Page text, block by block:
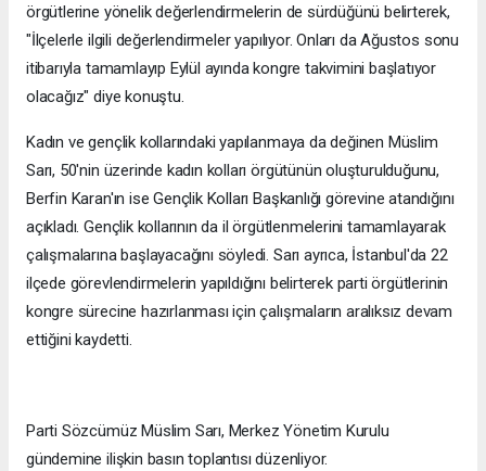
örgütlerine yönelik değerlendirmelerin de sürdüğünü belirterek,
"İlçelerle ilgili değerlendirmeler yapılıyor. Onları da Ağustos sonu
itibarıyla tamamlayıp Eylül ayında kongre takvimini başlatıyor
olacağız" diye konuştu.
Kadın ve gençlik kollarındaki yapılanmaya da değinen Müslim
Sarı, 50'nin üzerinde kadın kolları örgütünün oluşturulduğunu,
Berfin Karan'ın ise Gençlik Kolları Başkanlığı görevine atandığını
açıkladı. Gençlik kollarının da il örgütlenmelerini tamamlayarak
çalışmalarına başlayacağını söyledi. Sarı ayrıca, İstanbul'da 22
ilçede görevlendirmelerin yapıldığını belirterek parti örgütlerinin
kongre sürecine hazırlanması için çalışmaların aralıksız devam
ettiğini kaydetti.
Parti Sözcümüz Müslim Sarı, Merkez Yönetim Kurulu
gündemine ilişkin basın toplantısı düzenliyor.